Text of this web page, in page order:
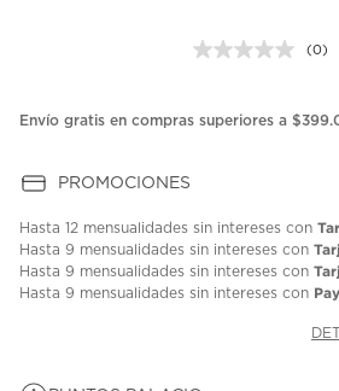
Sin
en
(0)
Envío gratis en compras superiores a
PROMOCIONES
Hasta 12 mensualidades sin intereses con
Hasta 9 mensualidades sin intereses con
Hasta 9 mensualidades sin intereses con
Hasta 9 mensualidades sin intereses con